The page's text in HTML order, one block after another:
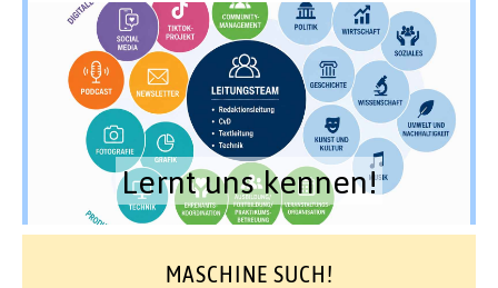
Lernt uns kennen!
MASCHINE SUCH!